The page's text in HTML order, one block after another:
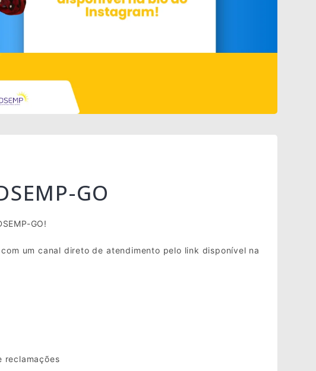
GO
GO!
um canal direto de atendimento pelo link disponível na
reclamações